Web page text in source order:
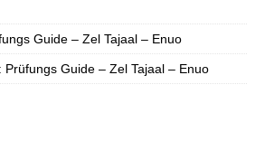
Guide – Zel Tajaal – Enuo
Prüfungs Guide – Zel Tajaal – Enuo